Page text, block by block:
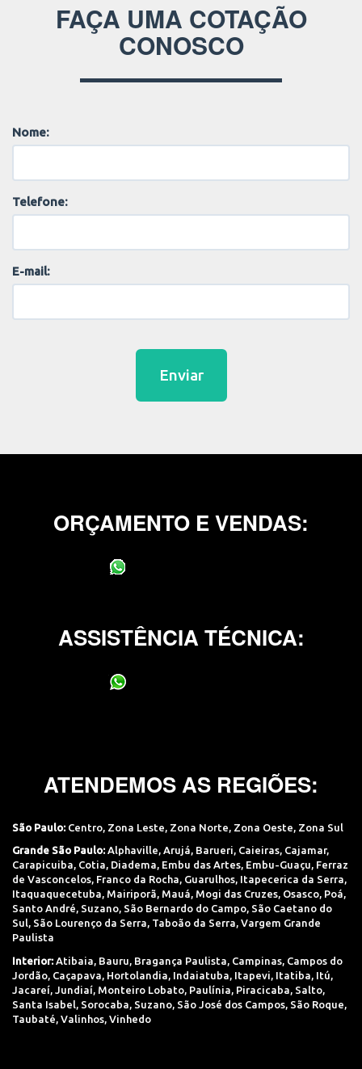
FAÇA UMA COTAÇÃO
CONOSCO
Nome:
Telefone:
E-mail:
Enviar
ORÇAMENTO E VENDAS:
ASSISTÊNCIA TÉCNICA:
ATENDEMOS AS REGIÕES:
São Paulo: Centro Zona Leste Zona Norte Zona Oeste Zona Sul
Grande São Paulo: Alphaville, Arujá, Barueri, Caieiras, Cajamar,
Carapicuiba, Cotia, Diadema, Embu das Artes, Embu-Guaçu, Ferraz
de Vasconcelos, Franco da Rocha, Guarulhos, Itapecerica da Serra,
Itaquaquecetuba, Mairiporã, Mauá, Mogi das Cruzes, Osasco, Poá,
Santo André, Suzano, São Bernardo do Campo, São Caetano do
Sul, São Lourenço da Serra, Taboão da Serra, Vargem Grande
Paulista
Interior: Atibaia Bauru Bragança Paulista Campinas Campos do
Jordão Caçapava Hortolandia Indaiatuba Itapevi Itatiba Itú
Jacareí
Jundiaí Monteiro Lobato Paulínia Piracicaba Salto
Santa Isabel Sorocaba Suzano São José dos Campos São Roque
Taubaté Valinhos Vinhedo